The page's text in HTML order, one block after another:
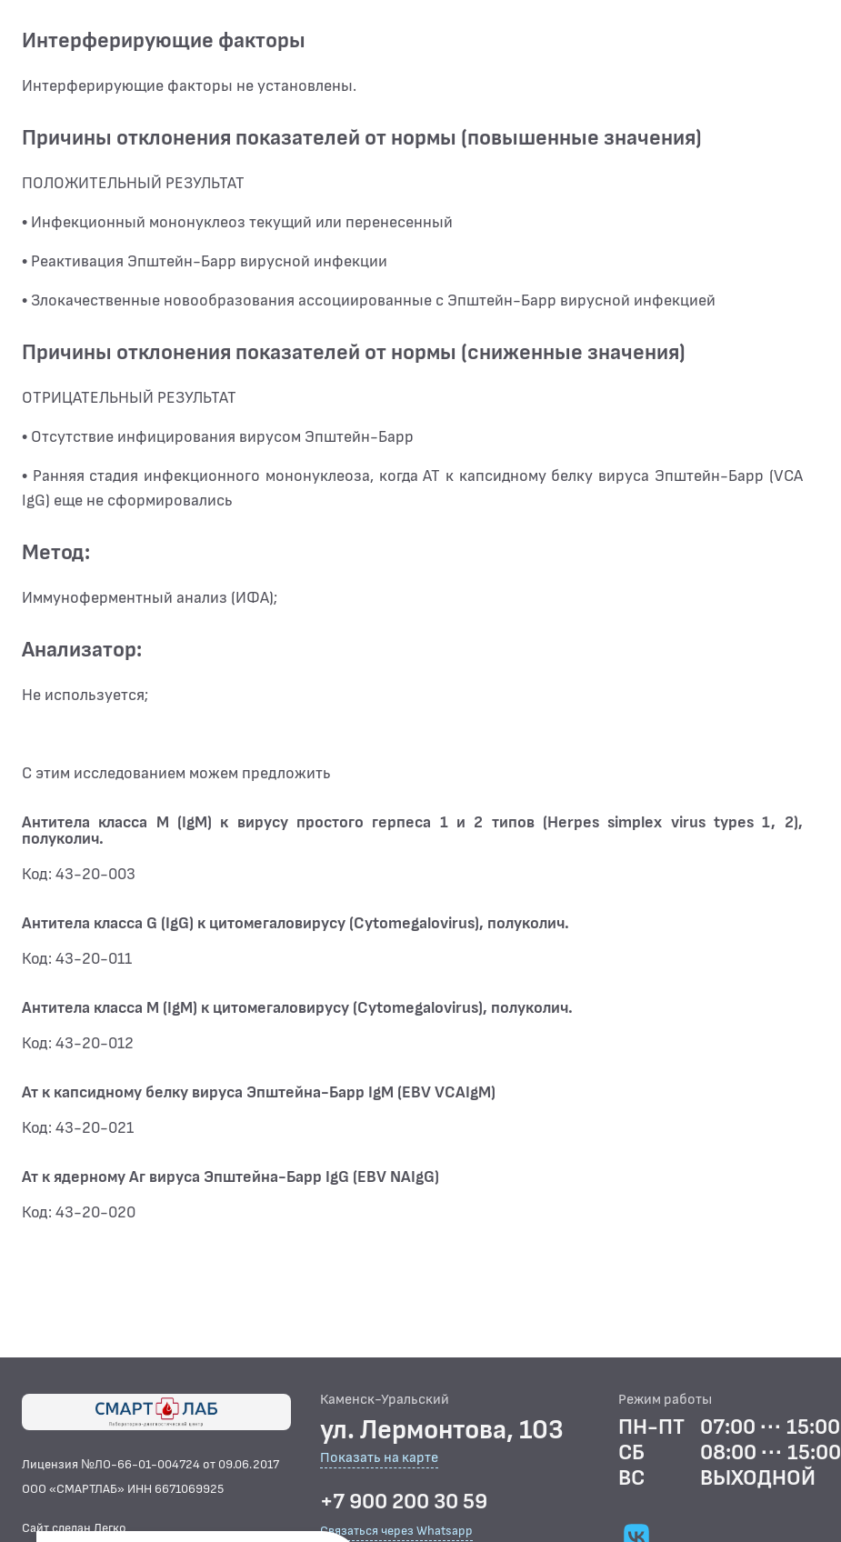
Интерферирующие факторы
Интерферирующие факторы не установлены.
Причины отклонения показателей от нормы (повышенные значения)
ПОЛОЖИТЕЛЬНЫЙ РЕЗУЛЬТАТ
• Инфекционный мононуклеоз текущий или перенесенный
• Реактивация Эпштейн-Барр вирусной инфекции
• Злокачественные новообразования ассоциированные с Эпштейн-Барр вирусной инфекцией
Причины отклонения показателей от нормы (сниженные значения)
ОТРИЦАТЕЛЬНЫЙ РЕЗУЛЬТАТ
• Отсутствие инфицирования вирусом Эпштейн-Барр
• Ранняя стадия инфекционного мононуклеоза, когда АТ к капсидному белку вируса Эпштейн-Барр (VCA
IgG) еще не сформировались
Метод:
Иммуноферментный анализ (ИФА);
Анализатор:
Не используется;
С этим исследованием можем предложить
Антитела класса M (IgM) к вирусу простого герпеса 1 и 2 типов (Herpes simplex virus types 1, 2),
полуколич.
Код: 43-20-003
Антитела класса G (IgG) к цитомегаловирусу (Cytomegalovirus), полуколич.
Код: 43-20-011
Антитела класса M (IgM) к цитомегаловирусу (Cytomegalovirus), полуколич.
Код: 43-20-012
Ат к капсидному белку вируса Эпштейна-Барр IgM (EBV VCAIgM)
Код: 43-20-021
Ат к ядерному Аг вируса Эпштейна-Барр IgG (EBV NAIgG)
Код: 43-20-020
Лицензия №ЛО-66-01-004724 от 09.06.2017
ООО «СМАРТЛАБ» ИНН 6671069925
Сайт сделан Легко
Каменск-Уральский
ул. Лермонтова, 103
Показать на карте
+7 900 200 30 59
Связаться через Whatsapp
Режим работы
ПН-ПТ
07:00 ··· 15:00
СБ
08:00 ··· 15:00
ВС
ВЫХОДНОЙ